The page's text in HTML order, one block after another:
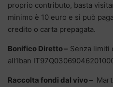
proprio contributo, basta
minimo è 10 euro e si può
credito o carta prepagata.
Bonifico Diretto – Senza limiti
all’Iban
Raccolta fondi dal vivo –